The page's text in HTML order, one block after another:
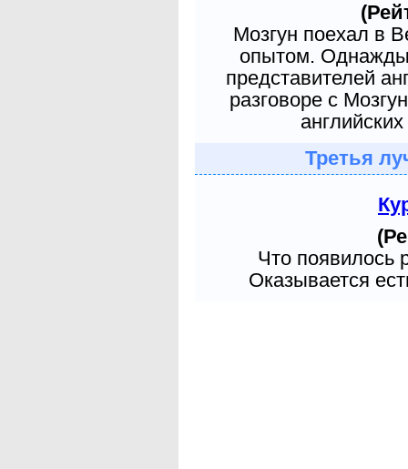
Мозгун поехал в
опытом. Однажды
представителей
разговоре с
Третья
Что появилось
Оказывается